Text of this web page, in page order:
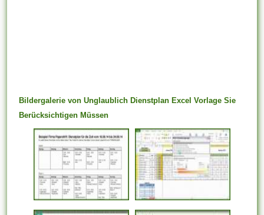
Bildergalerie von Unglaublich Dienstplan Excel Vorlage Sie
Berücksichtigen Müssen